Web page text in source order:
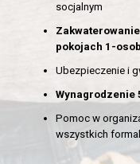
socjalnym
pokojach 1-
Ubezpieczenie i
Wynagrodzenie
Pomoc w
wszystkich